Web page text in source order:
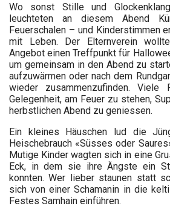
Wo sonst Stille und
leuchteten an diesem Abend
Feuerschalen – und Kinderstimmen
mit Leben. Der Elternverein
Angebot einen Treffpunkt für
um gemeinsam in den Abend zu
aufzuwärmen oder nach dem
wieder zusammenzufinden. Viele
Gelegenheit, am Feuer zu stehen,
herbstlichen Abend zu geniessen.
Ein kleines Häuschen lud die
Heischebrauch «Süsses oder
Mutige Kinder wagten sich in eine
Eck, in dem sie ihre Ängste ein
konnten. Wer lieber staunen statt
sich von einer Schamanin in die
Festes Samhain einführen.